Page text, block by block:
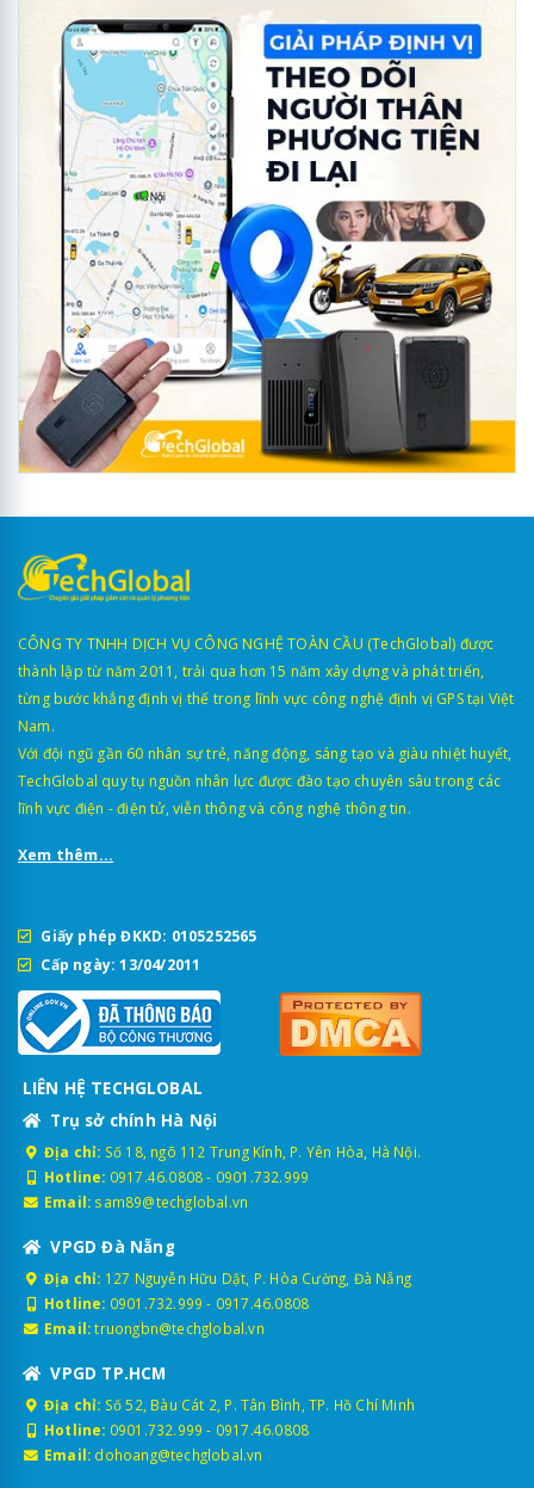
CÔNG TY TNHH DỊCH VỤ CÔNG NGHỆ TOÀN CẦU (TechGlobal) được
thành lập từ năm 2011, trải qua hơn 15 năm xây dựng và phát triển,
từng bước khẳng định vị thế trong lĩnh vực công nghệ định vị GPS tại Việt
Nam.
Với đội ngũ gần 60 nhân sự trẻ, năng động, sáng tạo và giàu nhiệt huyết,
TechGlobal quy tụ nguồn nhân lực được đào tạo chuyên sâu trong các
lĩnh vực điện - điện tử, viễn thông và công nghệ thông tin.
Xem thêm...
Giấy phép ĐKKD: 0105252565
Cấp ngày: 13/04/2011
LIÊN HỆ TECHGLOBAL
Trụ sở chính Hà Nội
Địa chỉ: Số 18, ngõ 112 Trung Kính, P. Yên Hòa, Hà Nội.
Hotline: 0917.46.0808- 0901.732.999
Email: sam89@techglobal.vn
VPGD Đà Nẵng
Địa chỉ: 127 Nguyễn Hữu Dật, P. Hòa Cường, Đà Nẵng
Hotline: 0901.732.999 - 0917.46.0808
Email: truongbn@techglobal.vn
VPGD TP.HCM
Địa chỉ: Số 52, Bàu Cát 2, P. Tân Bình, TP. Hồ Chí Minh
Hotline: 0901.732.999 - 0917.46.0808
Email: dohoang@techglobal.vn